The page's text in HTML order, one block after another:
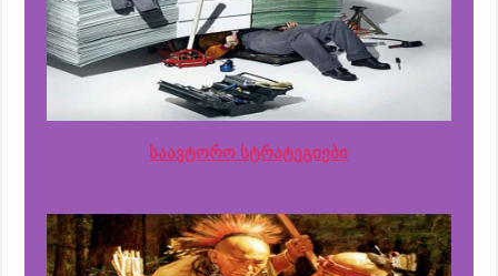
საავტორო სტრატეგიები